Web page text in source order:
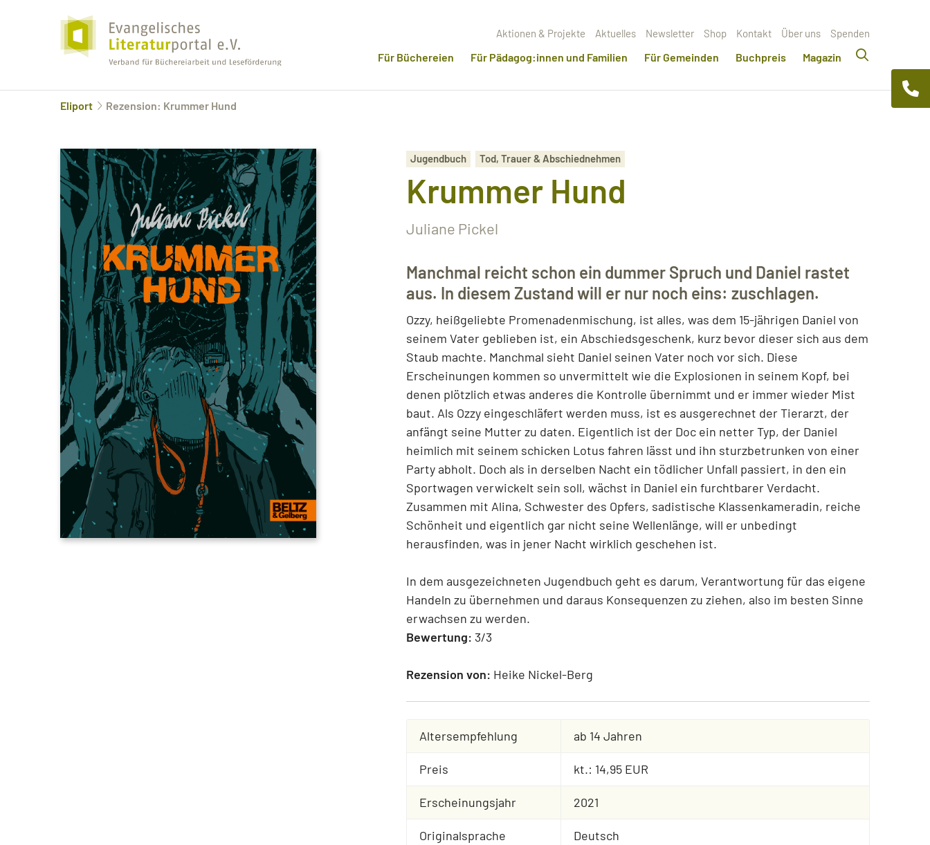
Aktionen & Projekte Aktuelles Newsletter Shop Kontakt Über uns Spenden
Für Büchereien Für Pädagog:innen und Familien Für Gemeinden Buchpreis Magazin
Eliport Rezension: Krummer Hund
Jugendbuch Tod, Trauer & Abschiednehmen
Krummer Hund
Juliane Pickel
Manchmal reicht schon ein dummer Spruch und Daniel rastet
aus. In diesem Zustand will er nur noch eins: zuschlagen.
Ozzy, heißgeliebte Promenadenmischung, ist alles, was dem 15-jährigen Daniel von
seinem Vater geblieben ist, ein Abschiedsgeschenk, kurz bevor dieser sich aus dem
Staub machte. Manchmal sieht Daniel seinen Vater noch vor sich. Diese
Erscheinungen kommen so unvermittelt wie die Explosionen in seinem Kopf, bei
denen plötzlich etwas anderes die Kontrolle übernimmt und er immer wieder Mist
baut. Als Ozzy eingeschläfert werden muss, ist es ausgerechnet der Tierarzt, der
anfängt seine Mutter zu daten. Eigentlich ist der Doc ein netter Typ, der Daniel
heimlich mit seinem schicken Lotus fahren lässt und ihn sturzbetrunken von einer
Party abholt. Doch als in derselben Nacht ein tödlicher Unfall passiert, in den ein
Sportwagen verwickelt sein soll, wächst in Daniel ein furchtbarer Verdacht.
Zusammen mit Alina, Schwester des Opfers, sadistische Klassenkameradin, reiche
Schönheit und eigentlich gar nicht seine Wellenlänge, will er unbedingt
herausfinden, was in jener Nacht wirklich geschehen ist.
In dem ausgezeichneten Jugendbuch geht es darum, Verantwortung für das eigene
Handeln zu übernehmen und daraus Konsequenzen zu ziehen, also im besten Sinne
erwachsen zu werden.
Bewertung: 3/3
Rezension von: Heike Nickel-Berg
Altersempfehlung ab 14 Jahren
Preis kt.: 14,95 EUR
Erscheinungsjahr 2021
Originalsprache Deutsch